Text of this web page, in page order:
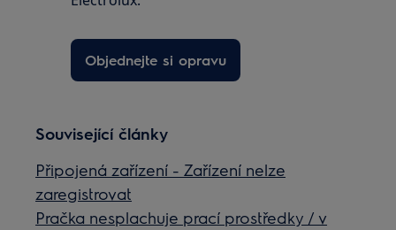
Objednejte si opravu
Související články
Připojená zařízení - Zařízení nelze
zaregistrovat
Pračka nesplachuje prací prostředky / v